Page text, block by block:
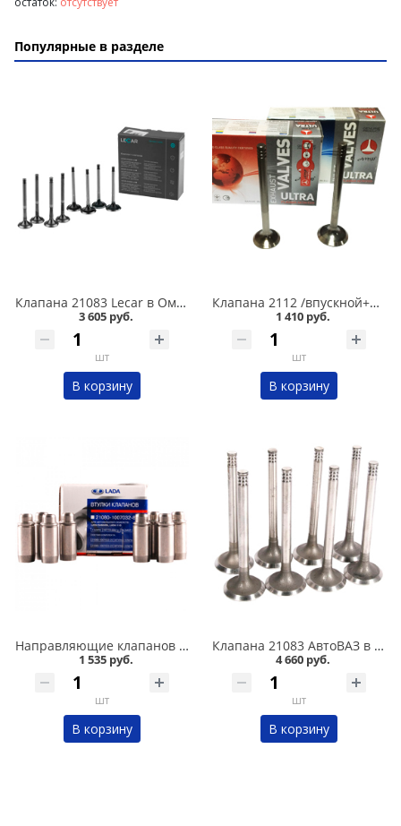
Популярные в разделе
Клапана 21083 Lecar в Омске
3 605 руб.
шт
В корзину
Клапана 2112 /впускной+выпускной/ 16 кл. ПОЛЬША в Омске
1 410 руб.
шт
В корзину
Направляющие клапанов 2108 АвтоВАЗ в Омске
1 535 руб.
шт
В корзину
Клапана 21083 АвтоВАЗ в Омске
4 660 руб.
шт
В корзину